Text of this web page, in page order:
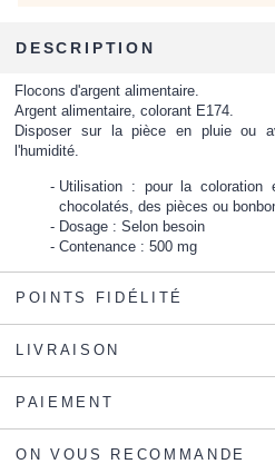
DESCRIPTION
Flocons d'argent alimentaire.
Argent alimentaire, colorant E174.
Disposer sur la pièce en pluie ou
l'humidité.
Utilisation : pour la coloration
chocolatés, des pièces ou
Dosage : Selon besoin
Contenance : 500 mg
POINTS FIDÉLITÉ
LIVRAISON
PAIEMENT
ON VOUS RECOMMANDE